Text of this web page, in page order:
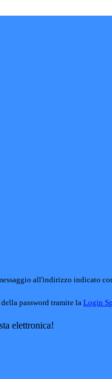
all'indirizzo indicato
password tramite la Login
elettronica!